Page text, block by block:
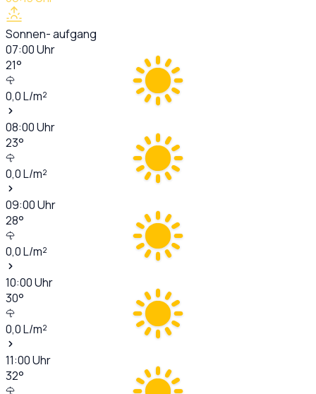
Sonnen- aufgang
07:00Uhr
21°
0,0L/m²
08:00Uhr
23°
0,0L/m²
09:00Uhr
28°
0,0L/m²
10:00Uhr
30°
0,0L/m²
11:00Uhr
32°